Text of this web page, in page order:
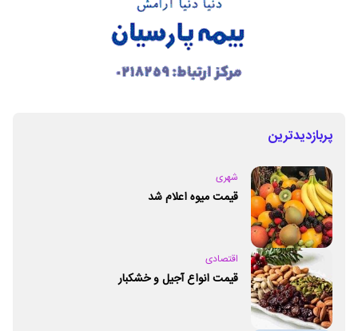
پربازدیدترین
شهری
قیمت میوه اعلام شد
اقتصادی
قیمت انواع آجیل و خشکبار